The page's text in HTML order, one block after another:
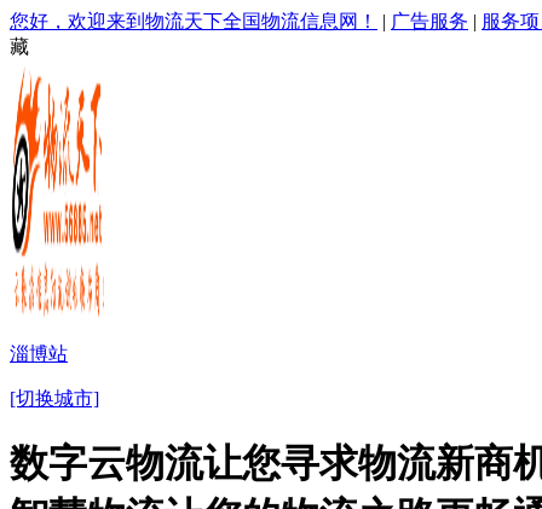
您好，欢迎来到物流天下全国物流信息网！ | 广告服务 | 服务
藏
淄博站
[切换城市]
数字云物流让您寻求物流新商